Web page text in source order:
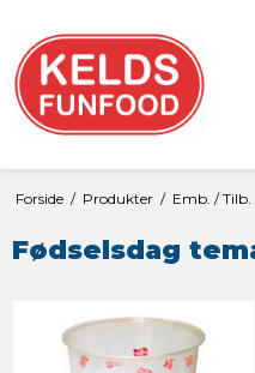
Forside / Produkter / Emb. / Tilb.
Fødselsdag